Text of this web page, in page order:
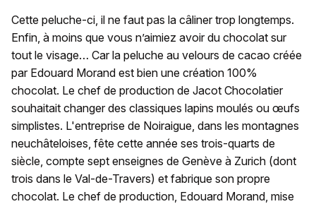
Cette peluche-ci, il ne faut pas la câliner trop longtemps.
Enfin, à moins que vous n’aimiez avoir du chocolat sur
tout le visage… Car la peluche au velours de cacao créée
par Edouard Morand est bien une création 100%
chocolat. Le chef de production de Jacot Chocolatier
souhaitait changer des classiques lapins moulés ou œufs
simplistes. L'entreprise de Noiraigue, dans les montagnes
neuchâteloises, fête cette année ses trois-quarts de
siècle, compte sept enseignes de Genève à Zurich (dont
trois dans le Val-de-Travers) et fabrique son propre
chocolat. Le chef de production, Edouard Morand, mise